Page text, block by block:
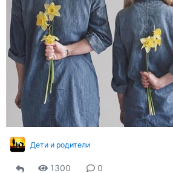
Дети и родители
1300 0